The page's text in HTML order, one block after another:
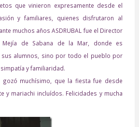
que vinieron expresamente desde el
y familiares, quienes disfrutaron al
muchos años ASDRUBAL fue el Director
Mejía de Sabana de la Mar, donde es
alumnos, sino por todo el pueblo por
y familiaridad.
gozó muchísimo, que la fiesta fue desde
y mariachi incluídos. Felicidades y mucha